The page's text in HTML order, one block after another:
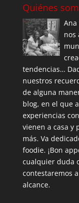
Quiénes
Ana
nos
tendencias…
nuestros
de alguna
blog, en el que
experiencias
vienen a casa y
más. Va
foodie. ¡Bon
cualquier duda
contestaremos
alcance.